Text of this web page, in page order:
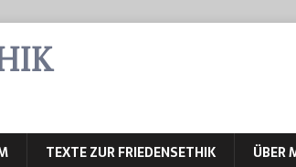
TEXTE ZUR FRIEDENSETHIK ÜBER